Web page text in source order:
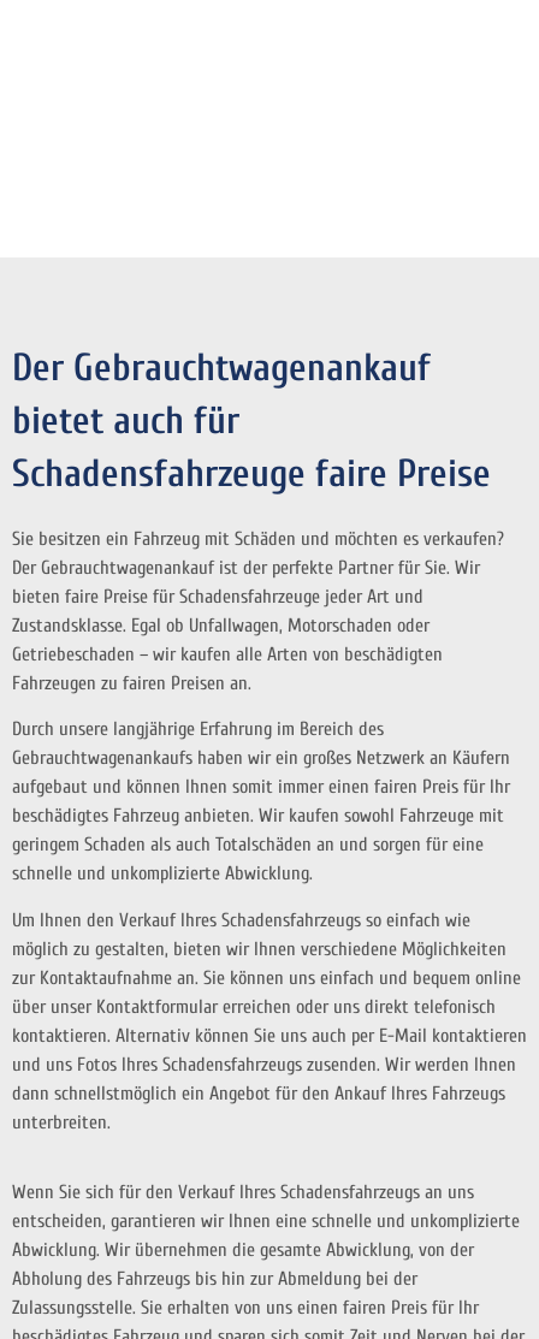
Der Gebrauchtwagenankauf
bietet auch für
Schadensfahrzeuge faire Preise
Sie besitzen ein Fahrzeug mit Schäden und möchten es verkaufen?
Der Gebrauchtwagenankauf ist der perfekte Partner für Sie. Wir
bieten faire Preise für Schadensfahrzeuge jeder Art und
Zustandsklasse. Egal ob Unfallwagen, Motorschaden oder
Getriebeschaden – wir kaufen alle Arten von beschädigten
Fahrzeugen zu fairen Preisen an.
Durch unsere langjährige Erfahrung im Bereich des
Gebrauchtwagenankaufs haben wir ein großes Netzwerk an Käufern
aufgebaut und können Ihnen somit immer einen fairen Preis für Ihr
beschädigtes Fahrzeug anbieten. Wir kaufen sowohl Fahrzeuge mit
geringem Schaden als auch Totalschäden an und sorgen für eine
schnelle und unkomplizierte Abwicklung.
Um Ihnen den Verkauf Ihres Schadensfahrzeugs so einfach wie
möglich zu gestalten, bieten wir Ihnen verschiedene Möglichkeiten
zur Kontaktaufnahme an. Sie können uns einfach und bequem online
über unser Kontaktformular erreichen oder uns direkt telefonisch
kontaktieren. Alternativ können Sie uns auch per E-Mail kontaktieren
und uns Fotos Ihres Schadensfahrzeugs zusenden. Wir werden Ihnen
dann schnellstmöglich ein Angebot für den Ankauf Ihres Fahrzeugs
unterbreiten.
Wenn Sie sich für den Verkauf Ihres Schadensfahrzeugs an uns
entscheiden, garantieren wir Ihnen eine schnelle und unkomplizierte
Abwicklung. Wir übernehmen die gesamte Abwicklung, von der
Abholung des Fahrzeugs bis hin zur Abmeldung bei der
Zulassungsstelle. Sie erhalten von uns einen fairen Preis für Ihr